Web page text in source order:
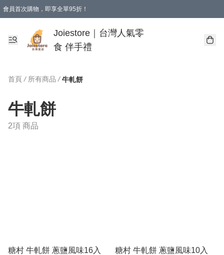
會員首次購物，即享全單95折！
購物滿 HKD 350.00即享免運費優惠！（適用於 本地送貨、本地取貨 )
Joiestore｜台灣人氣零
食 伴手禮
首頁 / 所有商品 / 牛軋餅
牛軋餅
2項 商品
糖村 牛軋餅 蔥鹽風味16入
糖村 牛軋餅 蔥鹽風味10入